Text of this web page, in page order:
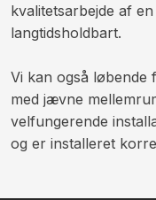
kvalitetsarbejde af
langtidsholdbart.
Vi kan også løbende
med jævne
velfungerende
og er installeret